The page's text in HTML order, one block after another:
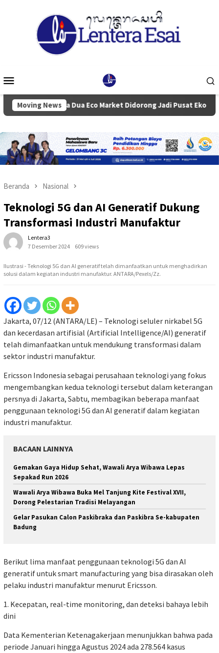
Mobile
Moving News
Nusa Dua Eco Market Didorong Jadi Pusat Ekonomi
Beranda Nasional
Teknologi 5G dan AI Generatif Dukung
Transformasi Industri Manufaktur
Lentera3
7 Desember 2024
609 views
Ilustrasi - Teknologi 5G dan AI generatif telah dimanfaatkan untuk menghadirkan
solusi dalam kegiatan industri manufaktur. ANTARA/Pexels/Zz.
Jakarta, 07/12 (ANTARA/LE) – Teknologi seluler nirkabel 5G
dan kecerdasan artifisial (Artificial Intelligence/AI) generatif
telah dimanfaatkan untuk mendukung transformasi dalam
sektor industri manufaktur.
Ericsson Indonesia sebagai perusahaan teknologi yang fokus
mengembangkan kedua teknologi tersebut dalam keterangan
persnya di Jakarta, Sabtu, membagikan beberapa manfaat
penggunaan teknologi 5G dan AI generatif dalam kegiatan
industri manufaktur.
BACAAN LAINNYA
Gemakan Gaya Hidup Sehat, Wawali Arya Wibawa Lepas
Sepakad Run 2026
Wawali Arya Wibawa Buka Mel Tanjung Kite Festival XVII,
Dorong Pelestarian Tradisi Melayangan
Gelar Pasukan Calon Paskibraka dan Paskibra Se-kabupaten
Badung
Berikut lima manfaat penggunaan teknologi 5G dan AI
generatif untuk smart manufacturing yang bisa dirasakan oleh
pelaku industri manufaktur menurut Ericsson.
1. Kecepatan, real-time monitoring, dan deteksi bahaya lebih
dini
Data Kementerian Ketenagakerjaan menunjukkan bahwa pada
periode Januari hingga Agustus 2024 ada 278.564 kasus